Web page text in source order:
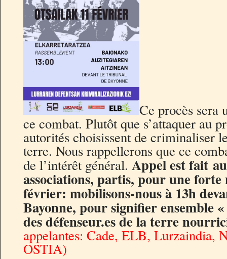
Ce procès sera
ce combat. Plutôt que s’attaquer au
autorités choisissent de criminaliser
terre. Nous rappellerons que ce
de l’intérêt général. Appel est fait
associations, partis, pour une forte
février: mobilisons-nous à 13h
Bayonne, pour signifier ensemble
des défenseur.es de la terre
appelantes: Cade, ELB, Lurzaindia,
OSTIA)